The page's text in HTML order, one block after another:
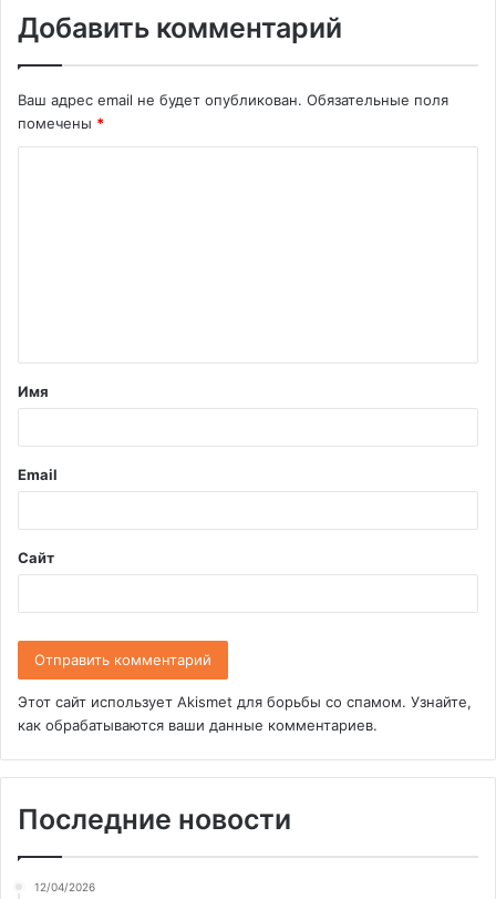
Добавить комментарий
Ваш адрес email не будет опубликован. Обязательные поля
помечены *
т
а
й
*
Имя
Email
Сайт
Этот сайт использует Akismet для борьбы со спамом. Узнайте,
как обрабатываются ваши данные комментариев.
Последние новости
12/04/2026